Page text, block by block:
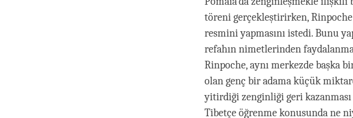
töreni gerçekleştirirken,
resmini yapmasını istedi. Bunu
refahın nimetlerinden
Rinpoche, aynı merkezde başka
olan genç bir adama küçük
yitirdiği zenginliği geri
Tibetçe öğrenme konusunda ne